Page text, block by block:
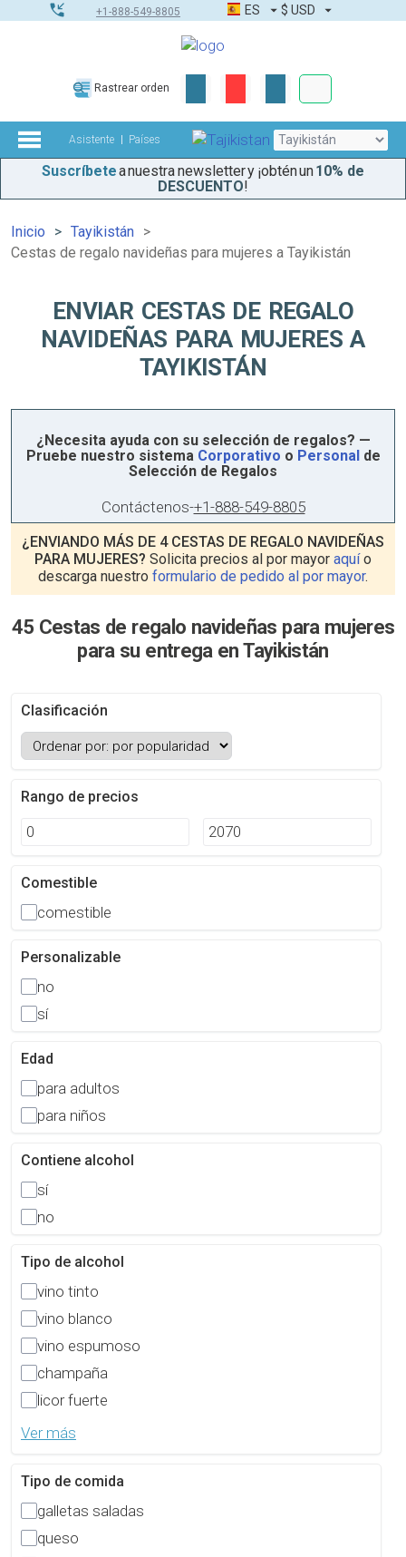
+1-888-549-8805 ES $ USD
Rastrear orden
Asistente Países
Suscríbetea nuestra newsletter y ¡obtén un10% de
DESCUENTO!
Inicio
Tayikistán
Cestas de regalo navideñas para mujeres a Tayikistán
ENVIAR CESTAS DE REGALO
NAVIDEÑAS PARA MUJERES A
TAYIKISTÁN
¿Necesita ayuda con su selección de regalos? —
Pruebe nuestro sistema Corporativo o Personalde
Selección de Regalos
Contáctenos-+1-888-549-8805
¿ENVIANDO MÁS DE 4 CESTAS DE REGALO NAVIDEÑAS
PARA MUJERES? Solicita precios al por mayor aquío
descarga nuestro formulario de pedido al por mayor.
45 Cestas de regalo navideñas para mujeres
para su entrega en Tayikistán
Clasificación
Rango de precios
Comestible
comestible
Personalizable
no
sí
Edad
para adultos
para niños
Contiene alcohol
sí
no
Tipo de alcohol
vino tinto
vino blanco
vino espumoso
champaña
licor fuerte
Ver más
Tipo de comida
galletas saladas
queso